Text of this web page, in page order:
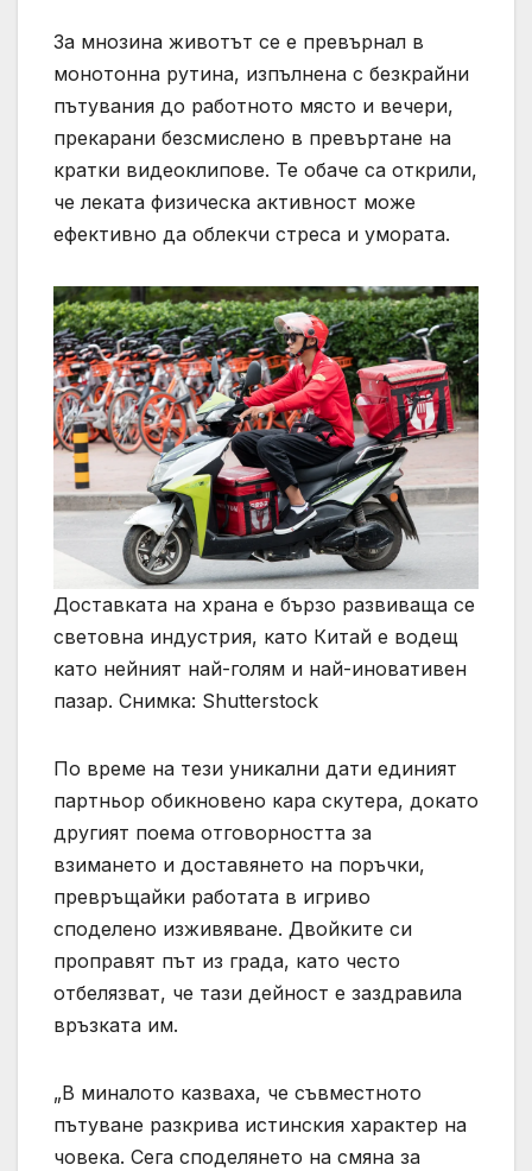
За мнозина животът се е превърнал в
монотонна рутина, изпълнена с безкрайни
пътувания до работното място и вечери,
прекарани безсмислено в превъртане на
кратки видеоклипове. Те обаче са открили,
че леката физическа активност може
ефективно да облекчи стреса и умората.
Доставката на храна е бързо развиваща се
световна индустрия, като Китай е водещ
като нейният най-голям и най-иновативен
пазар. Снимка: Shutterstock
По време на тези уникални дати единият
партньор обикновено кара скутера, докато
другият поема отговорността за
взимането и доставянето на поръчки,
превръщайки работата в игриво
споделено изживяване. Двойките си
проправят път из града, като често
отбелязват, че тази дейност е заздравила
връзката им.
„В миналото казваха, че съвместното
пътуване разкрива истинския характер на
човека. Сега споделянето на смяна за